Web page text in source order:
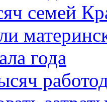
семей
года